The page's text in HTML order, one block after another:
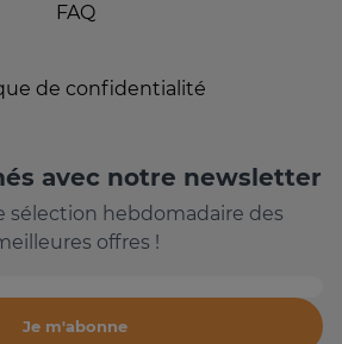
FAQ
de confidentialité
avec notre newsletter
sélection hebdomadaire des
offres !
Je m'abonne